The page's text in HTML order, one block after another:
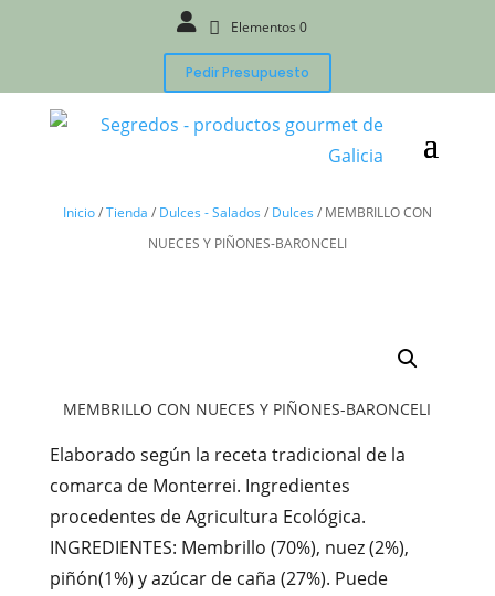
Elementos 0
Pedir Presupuesto
Inicio/Tienda / Dulces - Salados / Dulces / MEMBRILLO CON
NUECES Y PIÑONES-BARONCELI
MEMBRILLO CON NUECES Y PIÑONES-BARONCELI
Elaborado según la receta tradicional de la
comarca de Monterrei. Ingredientes
procedentes de Agricultura Ecológica.
INGREDIENTES: Membrillo (70%), nuez (2%),
piñón(1%) y azúcar de caña (27%). Puede